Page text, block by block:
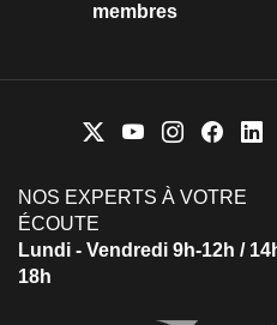
membres
NOS EXPERTS À VOTRE
ÉCOUTE
Lundi - Vendredi 9h-12h /
18h